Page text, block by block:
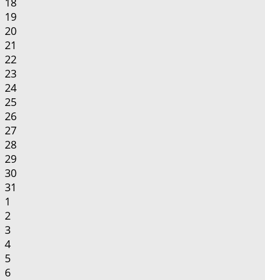
19
20
21
22
23
24
25
26
27
28
29
30
31
1
2
3
4
5
6